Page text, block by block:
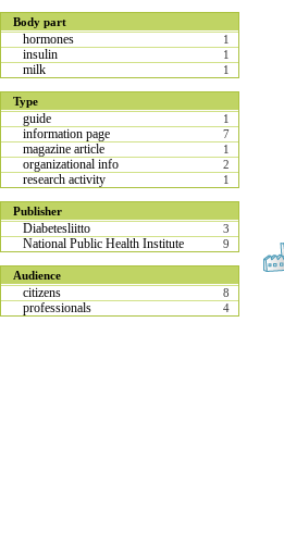
Body part
hormones 1
insulin 1
milk 1
Type
guide 1
information page 7
magazine article 1
organizational info 2
research activity 1
Publisher
Diabetesliitto 3
National Public Health Institute 9
Audience
citizens 8
professionals 4